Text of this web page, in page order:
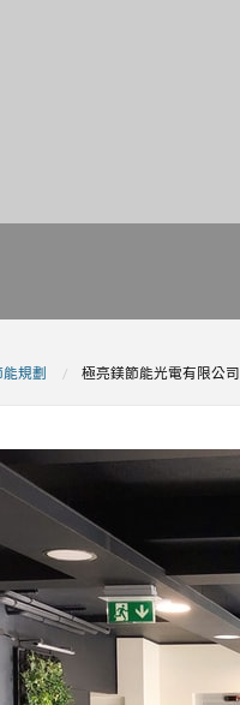
能規劃 極亮鎂節能光電有限公司